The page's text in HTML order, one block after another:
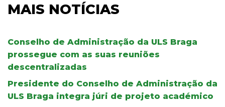
MAIS NOTÍCIAS
Conselho de Administração da ULS Braga
prossegue com as suas reuniões
descentralizadas
Presidente do Conselho de Administração da
ULS Braga integra júri de projeto académico